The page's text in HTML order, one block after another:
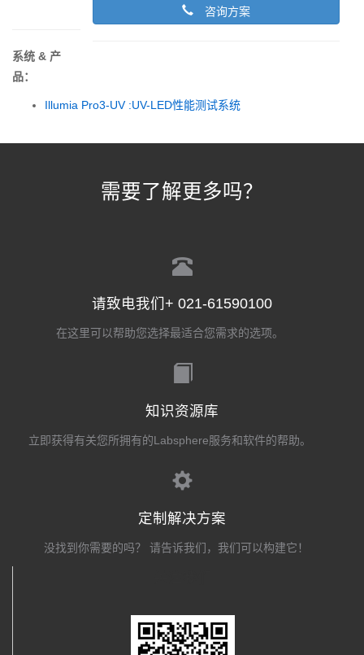
咨询方案
系统 & 产
品：
Illumia Pro3-UV :UV-LED性能测试系统
需要了解更多吗？
请致电我们+ 021-61590100
在这里可以帮助您选择最适合您需求的选项。
知识资源库
立即获得有关您所拥有的Labsphere服务和软件的帮助。
定制解决方案
没找到你需要的吗？ 请告诉我们，我们可以构建它！